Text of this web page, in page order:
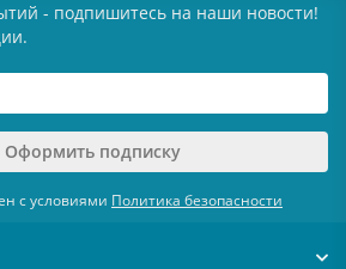
- подпишитесь на наши новости!
Оформить подписку
с условиями Политика безопасности